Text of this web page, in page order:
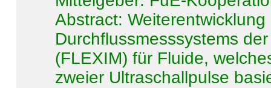
Abstract:
Durchflussmesssystems
(FLEXIM) für Fluide,
zweier Ultraschallpulse